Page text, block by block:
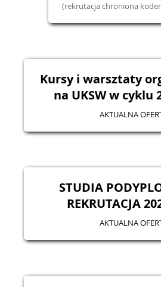
(rekrutacja chroniona
Kursy i warsztaty
na UKSW w cyklu
AKTUALNA
STUDIA
REKRUTACJA
AKTUALNA